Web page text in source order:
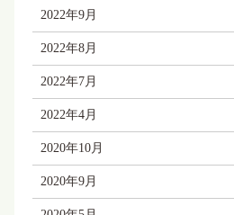
2022年9月
2022年8月
2022年7月
2022年4月
2020年10月
2020年9月